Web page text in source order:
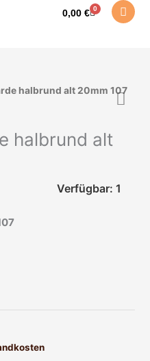
0,00 € 0
Warenkorb
halbrund alt 20mm 107
halbrund alt
Verfügbar: 1